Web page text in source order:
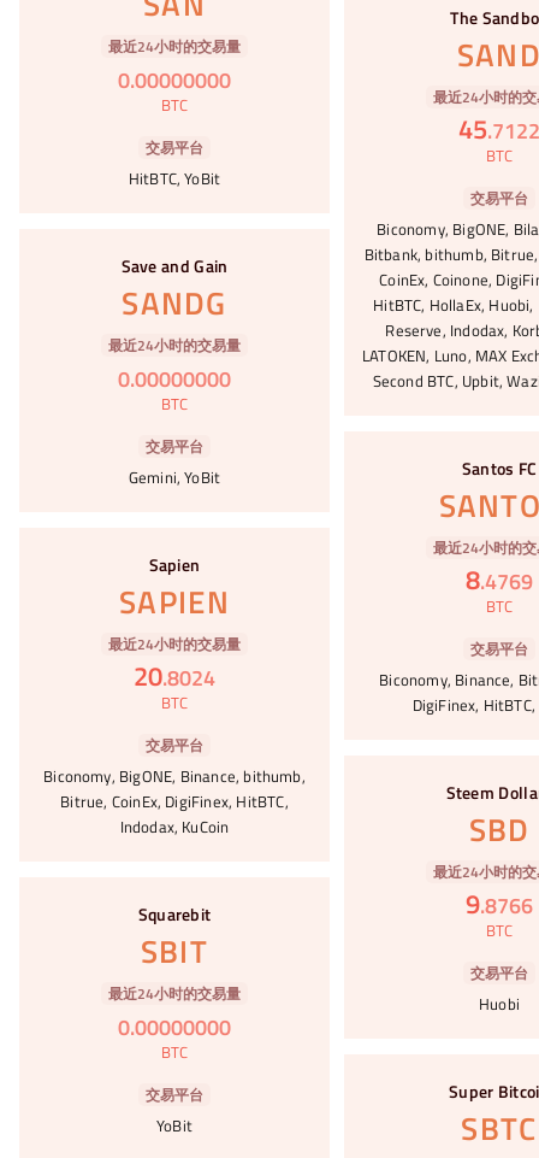
最近24小时的交易量
0.00000000
BTC
交易平台
HitBTC, YoBit
The
最近24小时的
45.7122
BTC
交易平台
Biconomy, BigONE,
Bitbank, bithumb, Bitrue,
CoinEx, Coinone,
HitBTC, HollaEx,
Reserve, Indodax,
LATOKEN, Luno, MAX
Second BTC, Upbit,
Save and Gain
SANDG
最近24小时的交易量
0.00000000
BTC
交易平台
Gemini, YoBit Santos FC
最近24小时的
8.4769
BTC
交易平台
Biconomy, Binance,
DigiFinex,
Sapien
SAPIEN
最近24小时的交易量
20.8024
BTC
交易平台
Biconomy, BigONE, Binance, bithumb,
Bitrue, CoinEx, DigiFinex, HitBTC,
Indodax, KuCoin
Steem
SBD
最近24小时的
9.8766
BTC
交易平台
Huobi
Squarebit
SBIT
最近24小时的交易量
0.00000000
BTC
交易平台
YoBit
Super
SBTC